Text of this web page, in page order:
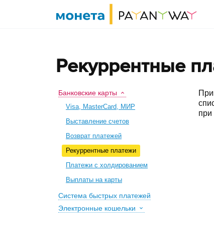
Рекуррентные
Банковские карты
Visa, MasterCard, МИР
Выставление счетов
Возврат платежей
Рекуррентные платежи
Платежи с холдированием
Выплаты на карты
Система быстрых платежей
Электронные кошельки
при